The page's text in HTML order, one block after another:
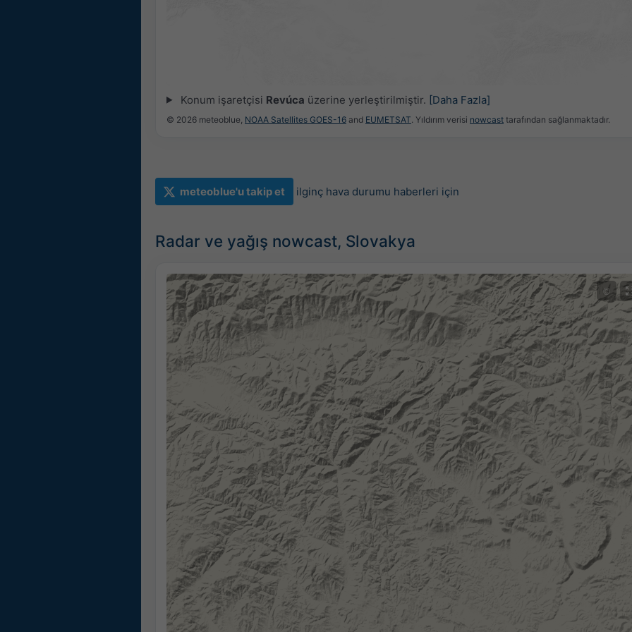
Konum işaretçisi Revúca üzerine yerleştirilmiştir. [Daha Fazla]
© 2026 meteoblue, NOAA Satellites GOES-16 and EUMETSAT. Yıldırım verisi nowcast tarafından sağlanmaktadır.
meteoblue'u takip et ilginç hava durumu haberleri için
Radar ve yağış nowcast, Slovakya
©